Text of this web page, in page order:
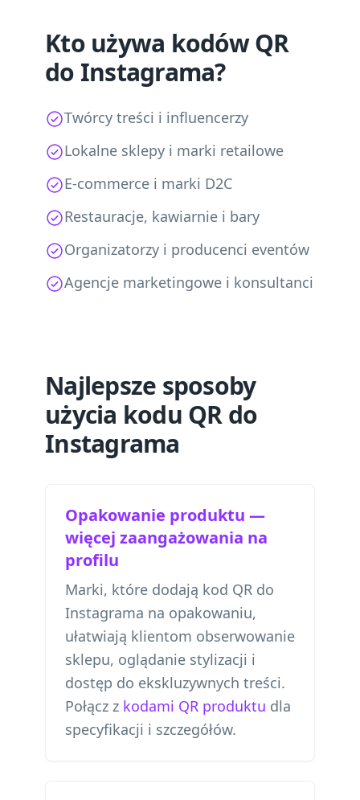
Kto używa kodów QR
do Instagrama?
Twórcy treści i influencerzy
Lokalne sklepy i marki retailowe
E-commerce i marki D2C
Restauracje, kawiarnie i bary
Organizatorzy i producenci eventów
Agencje marketingowe i konsultanci
Najlepsze sposoby
użycia kodu QR do
Instagrama
Opakowanie produktu —
więcej zaangażowania na
profilu
Marki, które dodają kod QR do
Instagrama na opakowaniu,
ułatwiają klientom obserwowanie
sklepu, oglądanie stylizacji i
dostęp do ekskluzywnych treści.
Połącz z kodami QR produktu dla
specyfikacji i szczegółów.